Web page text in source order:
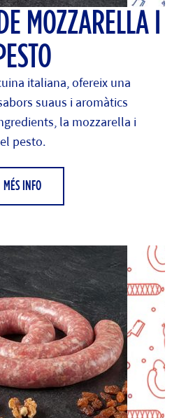
MOZZARELLA I
italiana, ofereix una
suaus i aromàtics
la mozzarella i
el pesto.
MÉS INFO